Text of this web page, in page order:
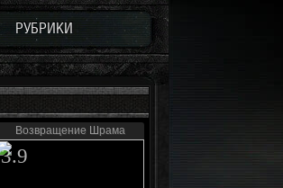
РУБРИКИ
Возвращение Шрама
3.9